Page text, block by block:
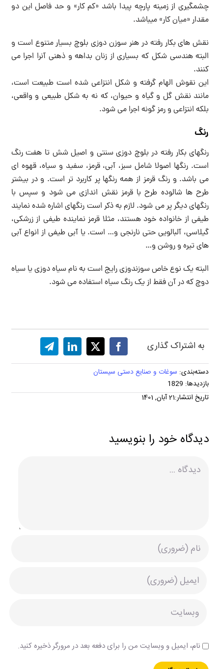
چشمگیری از زمینه پارچه پیدا باشد «کم کار» و حد فاصل این دو
مقدار «میان کار» میباشد.
نقش های بکار رفته در هنر سوزن دوزی بلوچ بسیار متنوع است و
البته هندسی شکل که بسیاری از زنان بداهه و ذهنی آنرا اجرا می
کنند.
این نقوش الهام گرفته و شکل انتزاعی شده است طبیعت است،
مانند نقش گل و گیاه و حیوان، که نه به شکل طبیعی و واقعی،
بلکه انتزاعی و رمز گونه اجرا می شود.
رنگ
رنگهای بکار رفته در بلوچ دوزی سنتی و اصیل شش تا هفت رنگ
است. رنگها اصولا شامل سبز، آبی، قرمز، سفید و سیاه، قهوه ای
می باشد. و رنگ قرمز از همه رنگها پر کاربرد تر است. و در بیشتر
طرح ها شالوده طرح با قرمز نقش اندازی می شود و سپس با
رنگهای دیگر پر می شود. لازم به ذکر است رنگهای اشاره شده نمایند
طیفی از خانواده خود هستند، مثلا قرمز نماینده طیفی از زرشکی،
گیلاسی، آلبالویی حتی نارنجی و… است. یا آبی طیفی از انواع آبی
های تیره و روشن و…
البته یک نوع خاص سوزندوزی رایج است به نام سیاه دوزی یا سیاه
دوچ که در آن فقط از یک رنگ سیاه استفاده می شود.
به اشتراک گذاری
دسته‌بندی: سوغات و صنایع دستی سیستان
بازدیدها: 1829
تاریخ انتشار:21 آبان, 1401
دیدگاه خود را بنویسید
نام، ایمیل و وبسایت من را برای دفعه بعد در مرورگر ذخیره کنید.